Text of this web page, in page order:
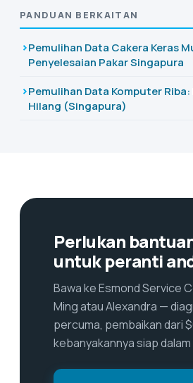
PANDUAN BERKAITAN
Pemulihan Data Cakera Keras
Penyelesaian Pakar Singapura
Pemulihan Data Komputer
Hilang (Singapura)
Perlukan
untuk peranti
Bawa ke Esmond Service
Ming atau Alexandra —
percuma, pembaikan dari
kebanyakannya siap dalam